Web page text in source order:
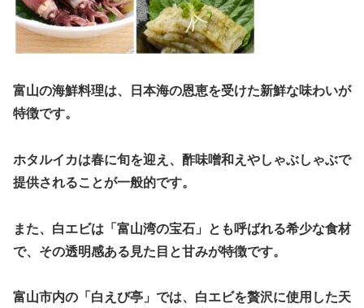
富山の海鮮料理は、日本海の恩恵を受けた新鮮な味わいが
特徴です。
ホタルイカは春に旬を迎え、酢味噌和えやしゃぶしゃぶで
提供されることが一般的です。
また、白エビは「富山湾の宝石」とも呼ばれる希少な食材
で、その透明感ある見た目と甘みが特徴です。
富山市内の「白えび亭」では、白エビを贅沢に使用した天